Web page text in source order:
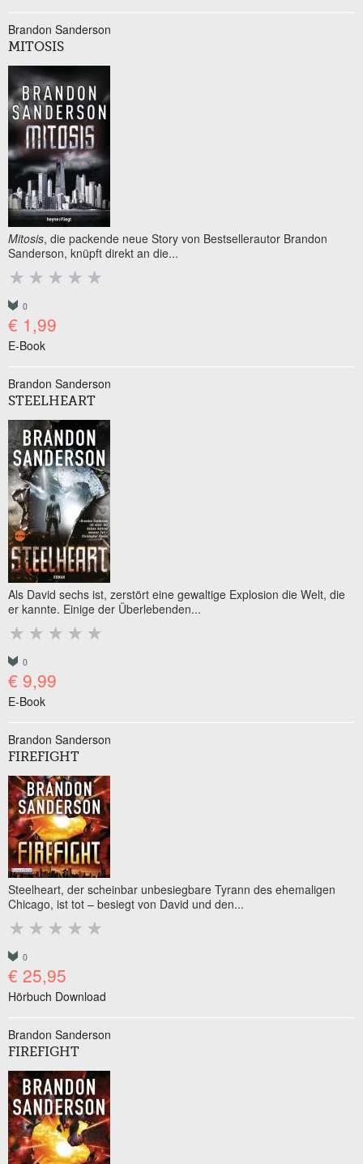
Brandon Sanderson
MITOSIS
Mitosis, die packende neue Story von Bestsellerautor Brandon
Sanderson, knüpft direkt an die...
0
€ 1,99
E-Book
Brandon Sanderson
STEELHEART
Als David sechs ist, zerstört eine gewaltige Explosion die Welt, die
er kannte. Einige der Überlebenden...
0
€ 9,99
E-Book
Brandon Sanderson
FIREFIGHT
Steelheart, der scheinbar unbesiegbare Tyrann des ehemaligen
Chicago, ist tot – besiegt von David und den...
0
€ 25,95
Hörbuch Download
Brandon Sanderson
FIREFIGHT